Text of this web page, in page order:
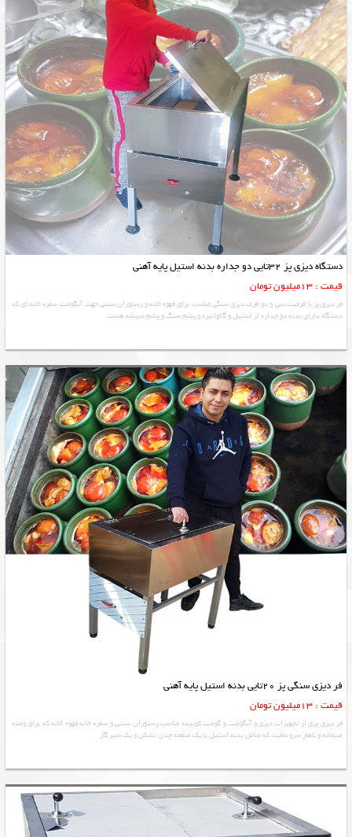
دستگاه دیزی پز 32تایی دو جداره بدنه استیل پایه آهنی
قیمت : 13میلیون تومان
فر دیزی پز با ظرفیت سی و دو ظرف دیزی سنگی مناسب برای قهوه خانه و رستوران سنتی جهت آبگوشت سفره خانه ای که
دستگاه دارای بدنه دو جداره از استیل و گالوانیزه و پشم سنگ و پشم شیشه هست
فر دیزی سنگی پز 20تایی بدنه استیل پایه آهنی
قیمت : 13میلیون تومان
فر دیزی پزی از تجهیزات دیزی و آبگوشت و گوشت کوبیده مناسب رستوران سنتی و سفره خانه قهوه خانه که برای وعده
صبحانه و ناهار سرو نمایند که شامل بدنه استیل با یک صفحه چدن نشکن و یک شیر گاز